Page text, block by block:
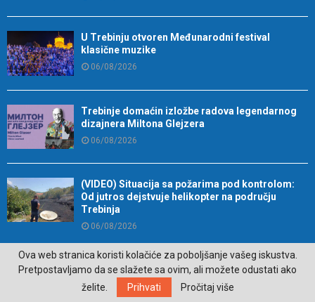
U Trebinju otvoren Međunarodni festival
klasične muzike
06/08/2026
Trebinje domaćin izložbe radova legendarnog
dizajnera Miltona Glejzera
06/08/2026
(VIDEO) Situacija sa požarima pod kontrolom:
Od jutros dejstvuje helikopter na području
Trebinja
06/08/2026
Ova tri horoskopska znaka najčešće sami sebi
zakomplikuju život
05/08/2026
Ova web stranica koristi kolačiće za poboljšanje vašeg iskustva.
Pretpostavljamo da se slažete sa ovim, ali možete odustati ako
želite.
Prihvati Pročitaj više